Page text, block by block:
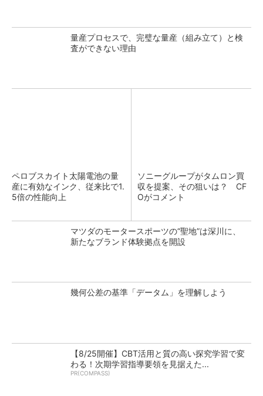
量産プロセスで、完璧な量産（組み立て）と検
査ができない理由
ペロブスカイト太陽電池の量
産に有効なインク、従来比で1.
5倍の性能向上
ソニーグループがタムロン買
収を提案、その狙いは？ CF
Oがコメント
マツダのモータースポーツの“聖地”は深川に、
新たなブランド体験拠点を開設
幾何公差の基準「データム」を理解しよう
【8/25開催】CBT活用と質の高い探究学習で変
わる！次期学習指導要領を見据えた...
PR(COMPASS)